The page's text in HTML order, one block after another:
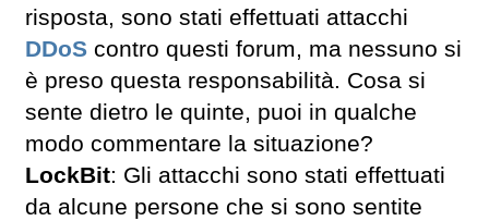
risposta, sono stati effettuati attacchi
DDoS contro questi forum, ma nessuno si
è preso questa responsabilità. Cosa si
sente dietro le quinte, puoi in qualche
modo commentare la situazione?
LockBit: Gli attacchi sono stati effettuati
da alcune persone che si sono sentite